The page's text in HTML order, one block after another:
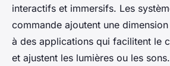
interactifs et immersifs. Les
commande ajoutent une
à des applications qui facilitent le
et ajustent les lumières ou les